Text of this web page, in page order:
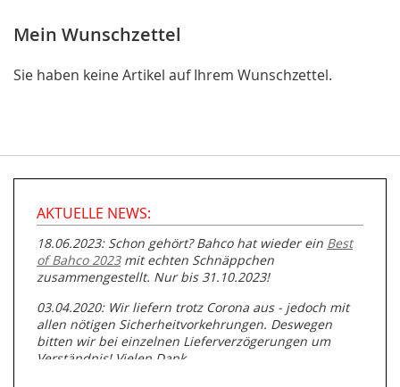
Mein Wunschzettel
Sie haben keine Artikel auf Ihrem Wunschzettel.
AKTUELLE NEWS:
18.06.2023: Schon gehört? Bahco hat wieder ein Best
of Bahco 2023mit echten Schnäppchen
zusammengestellt. Nur bis 31.10.2023!
03.04.2020: Wir liefern trotz Corona aus - jedoch mit
allen nötigen Sicherheitvorkehrungen. Deswegen
bitten wir bei einzelnen Lieferverzögerungen um
Verständnis! Vielen Dank.